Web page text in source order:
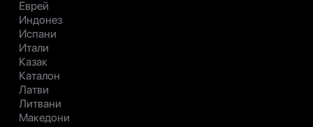
Еврей
Индонез
Испани
Итали
Казак
Каталон
Латви
Литвани
Македони